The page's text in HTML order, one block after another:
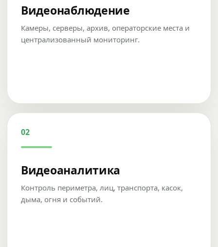
Видеонаблюдение
Камеры, серверы, архив, операторские места и
централизованный мониторинг.
02
Видеоаналитика
Контроль периметра, лиц, транспорта, касок,
дыма, огня и событий.